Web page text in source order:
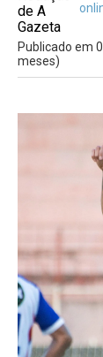
Publicado em
meses)